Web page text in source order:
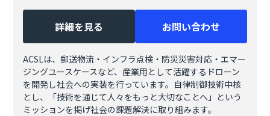
詳細を見る お問い合わせ
ACSLは、郵送物流・インフラ点検・防災災害対応・エマー
ジングユースケースなど、産業用として活躍するドローン
を開発し社会への実装を行っています。自律制御技術中核
とし、「技術を通じて人々をもっと大切なことへ」という
ミッションを掲げ社会の課題解決に取り組みます。